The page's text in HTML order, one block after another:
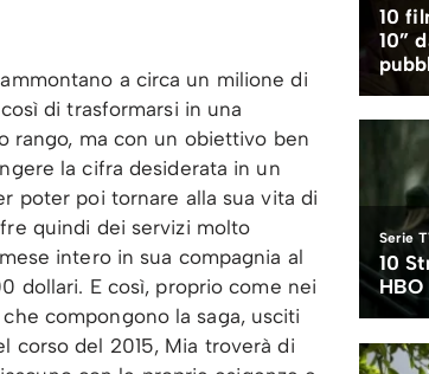
a circa un milione di
di trasformarsi in una
rango, ma con un obiettivo ben
la cifra desiderata in un
poter poi tornare alla sua vita di
quindi dei servizi molto
intero in sua compagnia al
dollari. E così, proprio come nei
compongono la saga, usciti
corso del 2015, Mia troverà di